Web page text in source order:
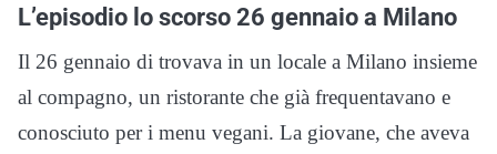
L’episodio lo scorso 26 gennaio a Milano
Il 26 gennaio di trovava in un locale a Milano insieme
al compagno, un ristorante che già frequentavano e
conosciuto per i menu vegani. La giovane, che aveva